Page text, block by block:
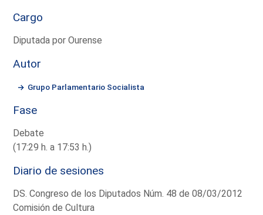
Cargo
Diputada por Ourense
Autor
Grupo Parlamentario Socialista
Fase
Debate
(17:29 h. a 17:53 h.)
Diario de sesiones
DS. Congreso de los Diputados Núm. 48 de 08/03/2012
Comisión de Cultura